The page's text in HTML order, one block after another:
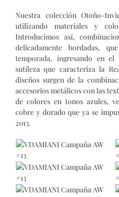
Nuestra colección Otoño-
utilizando materiales y
Introducimos así,
delicadamente bordadas,
temporada, ingresando en
sutileza que caracteriza la
diseños surgen de la
accesorios metálicos con las
de colores en tonos azules,
cobre y dorado que ya se
2013.